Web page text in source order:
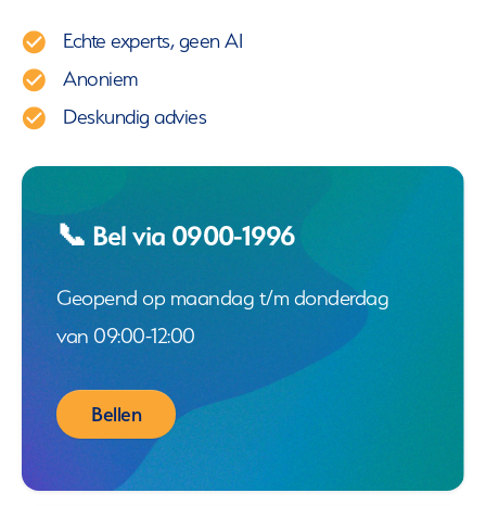
Echte experts, geen AI
Anoniem
Deskundig advies
📞 Bel via 0900-1996
Geopend op maandag t/m donderdag
van 09:00-12:00
Bellen